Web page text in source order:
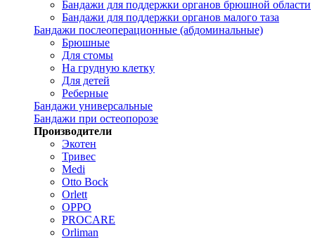
Бандажи для поддержки органов брюшной области
Бандажи для поддержки органов малого таза
Бандажи послеоперационные (абдоминальные)
Брюшные
Для стомы
На грудную клетку
Для детей
Реберные
Бандажи универсальные
Бандажи при остеопорозе
Производители
Экотен
Тривес
Medi
Otto Bock
Orlett
OPPO
PROCARE
Orliman